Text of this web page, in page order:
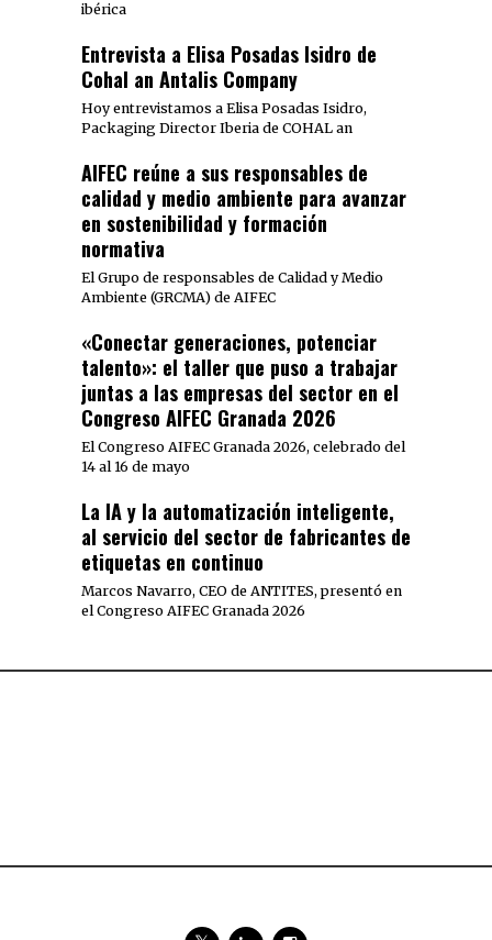
ibérica
Entrevista a Elisa Posadas Isidro de
Cohal an Antalis Company
Hoy entrevistamos a Elisa Posadas Isidro,
Packaging Director Iberia de COHAL an
AIFEC reúne a sus responsables de
calidad y medio ambiente para avanzar
en sostenibilidad y formación
normativa
El Grupo de responsables de Calidad y Medio
Ambiente (GRCMA) de AIFEC
«Conectar generaciones, potenciar
talento»: el taller que puso a trabajar
juntas a las empresas del sector en el
Congreso AIFEC Granada 2026
El Congreso AIFEC Granada 2026, celebrado del
14 al 16 de mayo
La IA y la automatización inteligente,
al servicio del sector de fabricantes de
etiquetas en continuo
Marcos Navarro, CEO de ANTITES, presentó en
el Congreso AIFEC Granada 2026